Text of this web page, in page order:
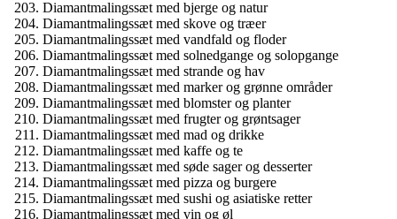
Diamantmalingssæt med bjerge og natur
Diamantmalingssæt med skove og træer
Diamantmalingssæt med vandfald og floder
Diamantmalingssæt med solnedgange og solopgange
Diamantmalingssæt med strande og hav
Diamantmalingssæt med marker og grønne områder
Diamantmalingssæt med blomster og planter
Diamantmalingssæt med frugter og grøntsager
Diamantmalingssæt med mad og drikke
Diamantmalingssæt med kaffe og te
Diamantmalingssæt med søde sager og desserter
Diamantmalingssæt med pizza og burgere
Diamantmalingssæt med sushi og asiatiske retter
Diamantmalingssæt med vin og øl